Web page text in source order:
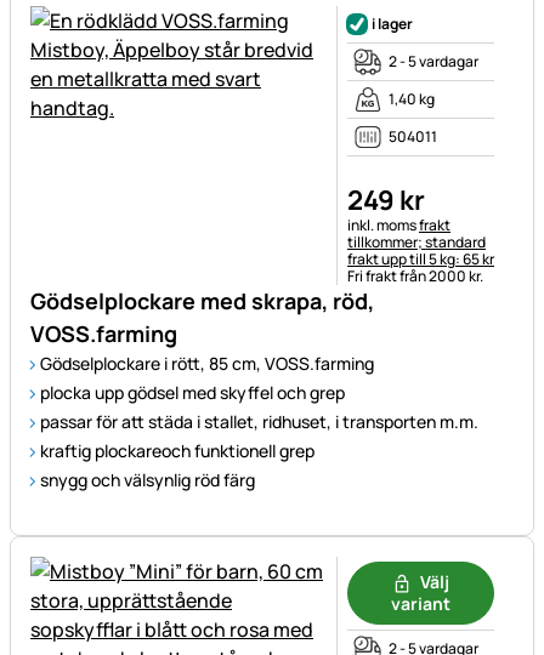
Gödselplockare med skrapa, röd,
VOSS.farming
Gödselplockare i rött, 85 cm, VOSS.farming
plocka upp gödsel med skyffel och grep
passar för att städa i stallet, ridhuset, i transporten m.m.
kraftig plockareoch funktionell grep
snygg och välsynlig röd färg
i lager
2 - 5 vardagar
1,40 kg
504011
249 kr
Skatteinformation:
inkl. momsfrakt
tillkommer; standard
frakt upp till 5 kg: 65 kr
Fri frakt från 2000 kr.
Välj
variant
2 - 5 vardagar